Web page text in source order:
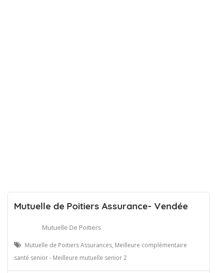
Mutuelle de Poitiers Assurance- Vendée
Mutuelle De Poitiers
Mutuelle de Poitiers Assurances, Meilleure complémentaire
santé senior - Meilleure mutuelle senior 2